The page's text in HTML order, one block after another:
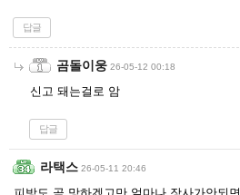
답글
곰돌이웅 26-05-12 00:18
신고 돼는걸로 암
답글
라택스 26-05-11 20:46